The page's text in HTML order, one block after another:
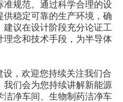
规范。通过科学合理的设
稳定可靠的生产环境，确
议在设计阶段充分论证工
理念和技术手段，为半导体
设，欢迎您持续关注我们合
我们会为您持续讲解新能源
洁净车间、生物制药洁净车